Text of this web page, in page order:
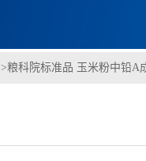
>粮科院标准品 玉米粉中铅A